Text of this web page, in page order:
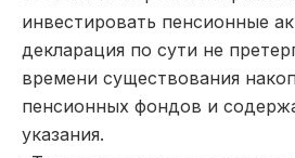
инвестировать пенсионные
декларация по сути не
времени существования
пенсионных фондов и
указания.